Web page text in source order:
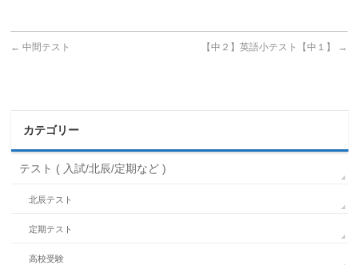
← 中間テスト 【中２】英語小テスト【中１】 →
カテゴリー
テスト ( 入試/北辰/定期など )
北辰テスト
定期テスト
高校受験